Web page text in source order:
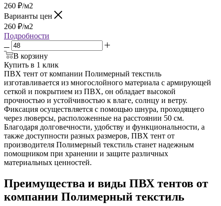
260 ₽/м2
Варианты цен
260 ₽/м2
Подробности
В корзину
Купить в 1 клик
ПВХ тент от компании Полимерный текстиль
изготавливается из многослойного материала с армирующей
сеткой и покрытием из ПВХ, он обладает высокой
прочностью и устойчивостью к влаге, солнцу и ветру.
Фиксация осуществляется с помощью шнура, проходящего
через люверсы, расположенные на расстоянии 50 см.
Благодаря долговечности, удобству и функциональности, а
также доступности разных размеров, ПВХ тент от
производителя Полимерный текстиль станет надежным
помощником при хранении и защите различных
материальных ценностей.
Преимущества и виды ПВХ тентов от
компании Полимерный текстиль